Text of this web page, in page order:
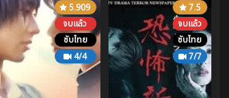
5.909
จบแล้ว
ซับไทย
4/4
7.5
จบแล้ว
ซับไทย
7/7